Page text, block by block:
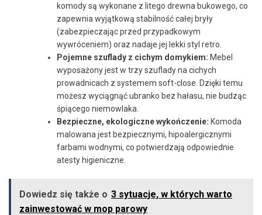
komody są wykonane z litego drewna bukowego, co
zapewnia wyjątkową stabilność całej bryły
(zabezpieczając przed przypadkowym
wywróceniem) oraz nadaje jej lekki styl retro.
Pojemne szuflady z cichym domykiem: Mebel
wyposażony jest w trzy szuflady na cichych
prowadnicach z systemem soft-close. Dzięki temu
możesz wyciągnąć ubranko bez hałasu, nie budząc
śpiącego niemowlaka.
Bezpieczne, ekologiczne wykończenie: Komoda
malowana jest bezpiecznymi, hipoalergicznymi
farbami wodnymi, co potwierdzają odpowiednie
atesty higieniczne.
Dowiedz się także o 3 sytuacje, w których warto
zainwestować w mop parowy